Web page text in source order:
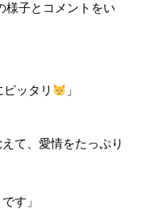
様子とコメントをい
ッタリ 」
て、愛情をたっぷり
す」